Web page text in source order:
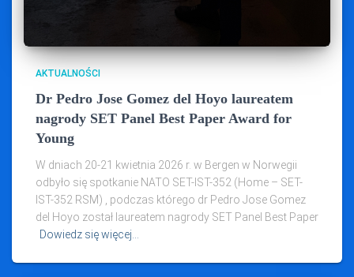
AKTUALNOŚCI
Dr Pedro Jose Gomez del Hoyo laureatem
nagrody SET Panel Best Paper Award for
Young
W dniach 20-21 kwietnia 2026 r. w Bergen w Norwegii
odbyło się spotkanie NATO SET-IST-352 (Home – SET-
IST-352 RSM) , podczas którego dr Pedro Jose Gomez
del Hoyo został laureatem nagrody SET Panel Best Paper
Dowiedz się więcej…